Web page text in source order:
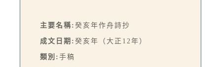
主要名稱: 癸亥年作舟詩抄
成文日期: 癸亥年（大正12年）
類別: 手稿